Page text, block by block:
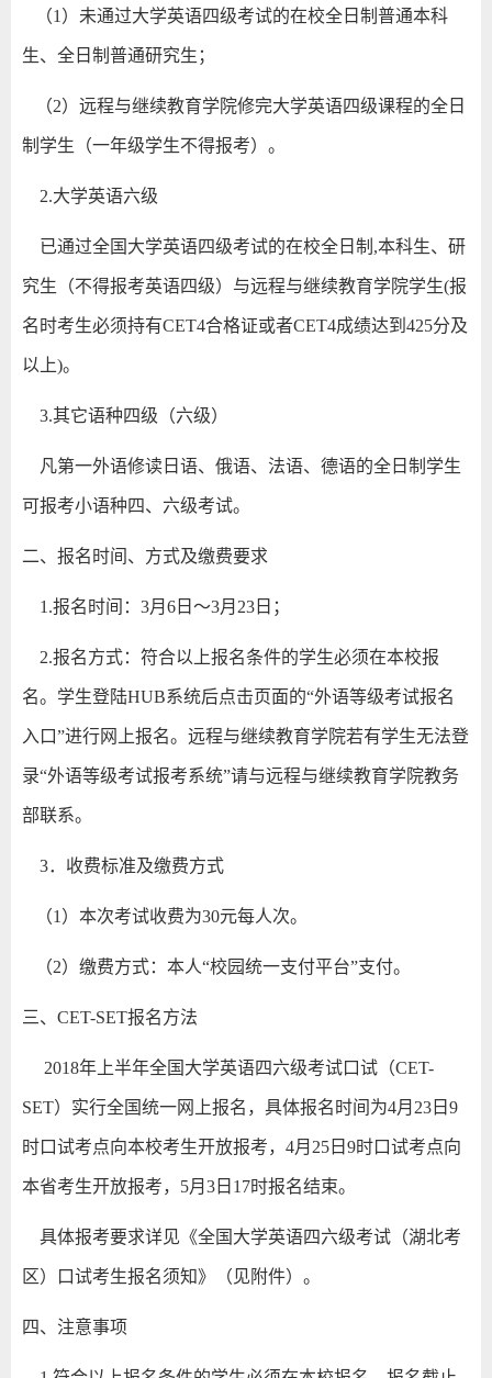
（1）未通过大学英语四级考试的在校全日制普通本科
生、全日制普通研究生；
（2）远程与继续教育学院修完大学英语四级课程的全日
制学生（一年级学生不得报考）。
2.大学英语六级
已通过全国大学英语四级考试的在校全日制,本科生、研
究生（不得报考英语四级）与远程与继续教育学院学生(报
名时考生必须持有CET4合格证或者CET4成绩达到425分及
以上)。
3.其它语种四级（六级）
凡第一外语修读日语、俄语、法语、德语的全日制学生
可报考小语种四、六级考试。
二、报名时间、方式及缴费要求
1.报名时间：3月6日～3月23日；
2.报名方式：符合以上报名条件的学生必须在本校报
名。学生登陆HUB系统后点击页面的“外语等级考试报名
入口”进行网上报名。远程与继续教育学院若有学生无法登
录“外语等级考试报考系统”请与远程与继续教育学院教务
部联系。
3．收费标准及缴费方式
（1）本次考试收费为30元每人次。
（2）缴费方式：本人“校园统一支付平台”支付。
三、CET-SET报名方法
2018年上半年全国大学英语四六级考试口试（CET-
SET）实行全国统一网上报名，具体报名时间为4月23日9
时口试考点向本校考生开放报考，4月25日9时口试考点向
本省考生开放报考，5月3日17时报名结束。
具体报考要求详见《全国大学英语四六级考试（湖北考
区）口试考生报名须知》（见附件）。
四、注意事项